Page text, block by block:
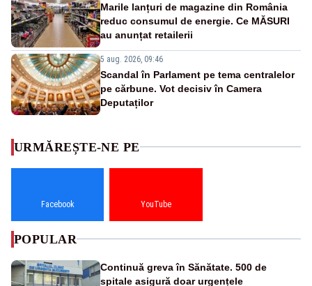
Marile lanțuri de magazine din România
reduc consumul de energie. Ce MĂSURI
au anunțat retailerii
5 aug. 2026, 09:46
Scandal în Parlament pe tema centralelor
pe cărbune. Vot decisiv în Camera
Deputaților
URMĂREȘTE-NE PE
Facebook YouTube
POPULAR
Continuă greva în Sănătate. 500 de
spitale asigură doar urgențele